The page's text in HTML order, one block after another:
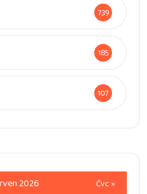
739
185
107
2026 Čvc »